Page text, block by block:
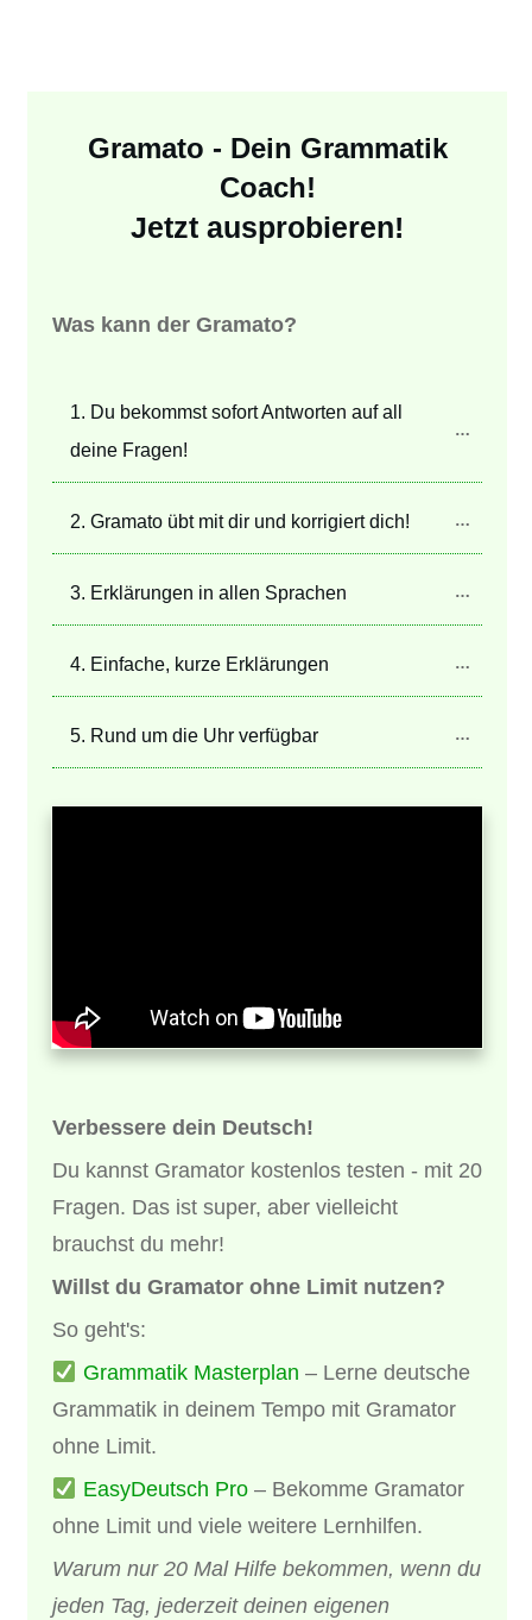
Gramato - Dein Grammatik
Coach!
Jetzt ausprobieren!
Was kann der Gramato?
1. Du bekommst sofort Antworten auf all
deine Fragen!
2. Gramato übt mit dir und korrigiert dich!
3. Erklärungen in allen Sprachen
4. Einfache, kurze Erklärungen
5. Rund um die Uhr verfügbar
Verbessere dein Deutsch!
Du kannst Gramator kostenlos testen - mit 20
Fragen. Das ist super, aber vielleicht
brauchst du mehr!
Willst du Gramator ohne Limit nutzen?
So geht's:
Grammatik Masterplan – Lerne deutsche
Grammatik in deinem Tempo mit Gramator
ohne Limit.
EasyDeutsch Pro– Bekomme Gramator
ohne Limit und viele weitere Lernhilfen.
Warum nur 20 Mal Hilfe bekommen, wenn du
jeden Tag, jederzeit deinen eigenen